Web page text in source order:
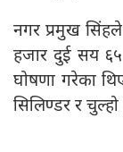
नगर प्रमुख सिंहले
हजार दुई सय ६५
घोषणा गरेका
सिलिण्डर र